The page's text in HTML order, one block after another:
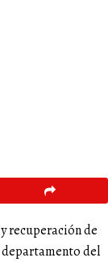
recuperación de
del